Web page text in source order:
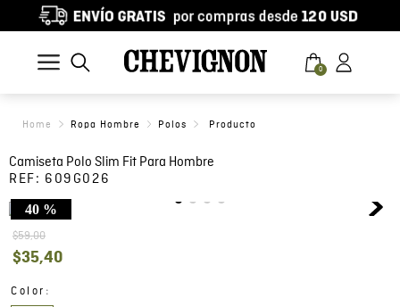
0
Ropa Hombre Polos
Camiseta Polo Slim Fit Para Hombre
REF: 609G026
40 %
$59,00
$35,40
Color :